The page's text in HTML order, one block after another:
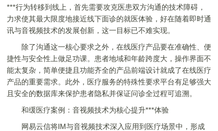
***行为转移到线上，首先需要攻克医患双方沟通的技术障碍，
力求使其最大限度地接近线下面诊的就医体验，好在随着即时通
讯与音视频技术的发展创新，这一目标已不难实现。
除了沟通这一核心要求之外，在线医疗产品要在准确性、便
捷性与安全性上做足功课。患者地域和年龄跨度大，操作界面不
能太复杂，简单便捷且功能齐全的产品前端设计就成了在线医疗
产品的重要需求。此外，医疗服务的特殊性要求平台有足够强大
且安全的数据库来保护患者隐私并保证问诊全过程可追溯。
和缓医疗案例：音视频技术为核心提升***体验
网易云信将IM与音视频技术深入应用到医疗场景中，形成